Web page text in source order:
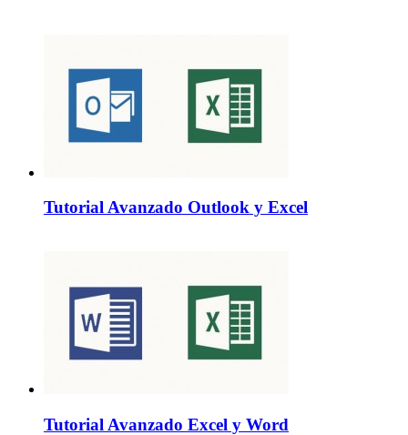
Tutorial Avanzado Outlook y Excel
Tutorial Avanzado Excel y Word